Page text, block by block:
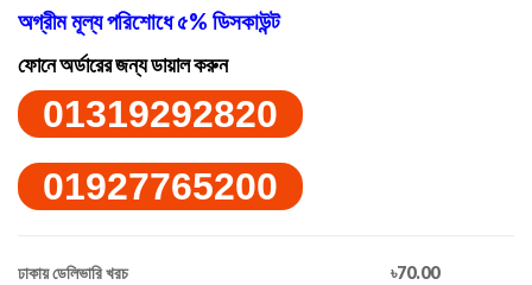
অগ্রীম মূল্য পরিশোধে ৫% ডিসকাউন্ট
ফোনে অর্ডারের জন্য ডায়াল করুন
01319292820
01927765200
ঢাকায় ডেলিভারি খরচ
৳70.00